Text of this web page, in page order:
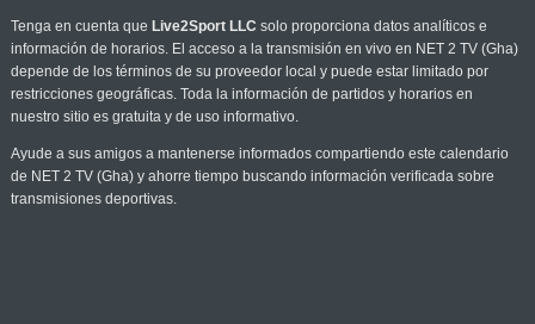
Tenga en cuenta que Live2Sport LLC solo proporciona datos analíticos e
información de horarios. El acceso a la transmisión en vivo en NET 2 TV (Gha)
depende de los términos de su proveedor local y puede estar limitado por
restricciones geográficas. Toda la información de partidos y horarios en
nuestro sitio es gratuita y de uso informativo.
Ayude a sus amigos a mantenerse informados compartiendo este calendario
de NET 2 TV (Gha) y ahorre tiempo buscando información verificada sobre
transmisiones deportivas.